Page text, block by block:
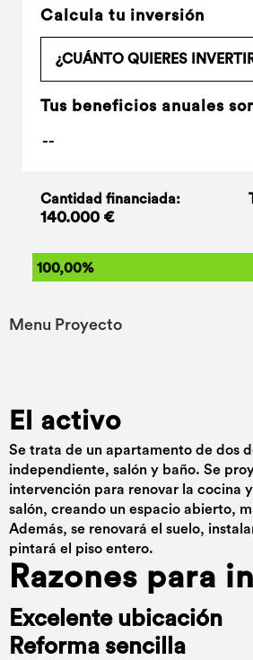
Calcula tu inversión
Tus beneficios anuales
Cantidad financiada:
140.000 €
100,00%
Menu Proyecto
El activo
Se trata de un apartamento de dos
independiente, salón y baño. Se
intervención para renovar la cocina
salón, creando un espacio abierto,
Además, se renovará el suelo,
pintará el piso entero.
Razones para
Excelente ubicación
Reforma sencilla